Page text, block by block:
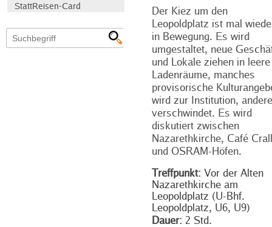
StattReisen-Card
Der Kiez um den
Leopoldplatz ist mal
in Bewegung. Es wird
umgestaltet, neue
und Lokale ziehen in leere
Ladenräume, manches
provisorische
wird zur Institution,
verschwindet. Es wird
diskutiert zwischen
Nazarethkirche, Café
und OSRAM-Höfen.
Treffpunkt: Vor der Alten
Nazarethkirche am
Leopoldplatz (U-Bhf.
Leopoldplatz, U6, U9)
Dauer: 2 Std.